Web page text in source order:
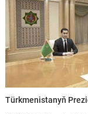
Türkmenistanyň